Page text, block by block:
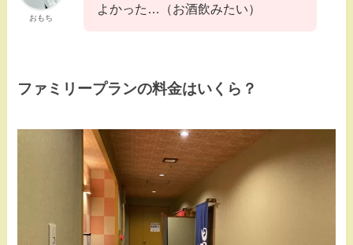
おもち
よかった…（お酒飲みたい）
ファミリープランの料金はいくら？